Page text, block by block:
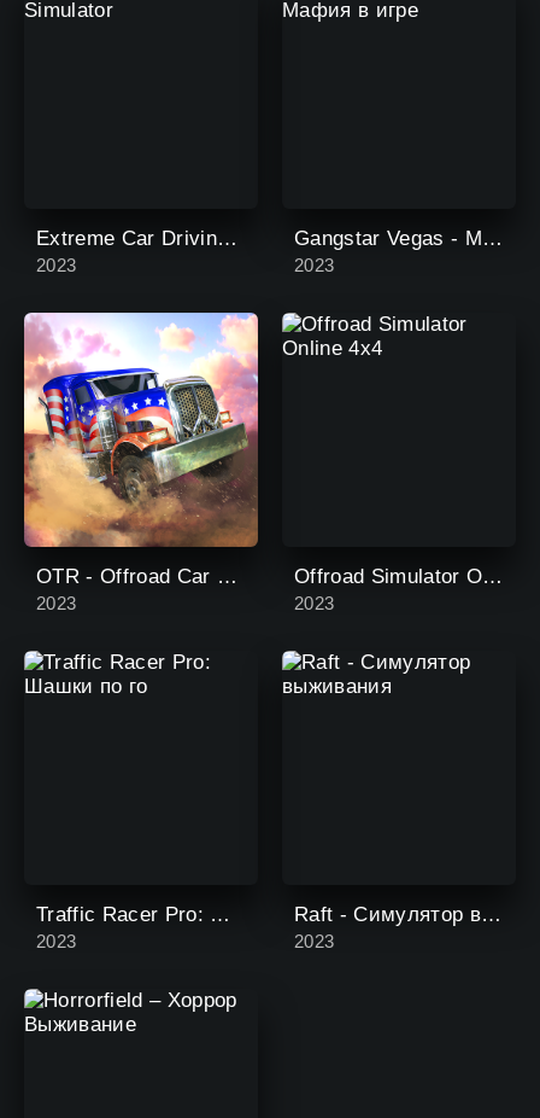
Extreme Car Driving Simulator
2023
Gangstar Vegas - Мафия в игре
2023
OTR - Offroad Car Driving Game
2023
Offroad Simulator Online 4x4
2023
Traffic Racer Pro: Шашки по го
2023
Raft - Симулятор выживания
2023